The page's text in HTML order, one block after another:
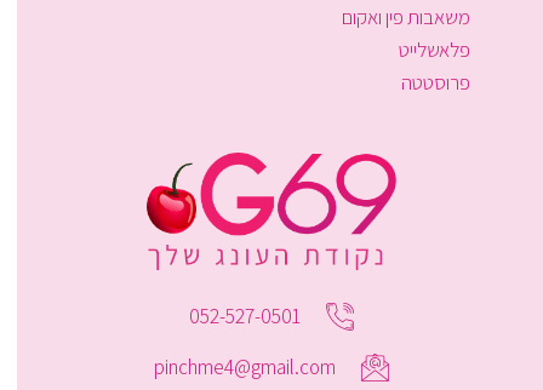
משאבות פין ואקום
פלאשלייט
פרוסטטה
052-527-0501
pinchme4@gmail.com